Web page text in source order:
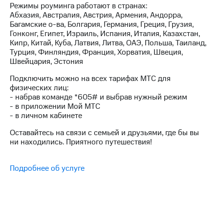
ТВ
с выгодным
тарифом
Тарифы
Интернет,
для дома
Услуги
Домашний
Домашнее
ТВ
Скачать
приложение
Мой
МТС
Акции
Видеонаблюдение
для дома
149 ₽/
мес
МТС
Premium
Подписка
на гигабайты
Режимы роуминга работают в странах:
Абхазия, Австралия, Австрия, Армения, Андорра,
Багамские о-ва, Болгария, Германия, Греция, Грузия,
Гонконг, Египет, Израиль, Испания, Италия, Казахстан,
Кипр, Китай, Куба, Латвия, Литва, ОАЭ, Польша, Таиланд,
Турция, Финляндия, Франция, Хорватия, Швеция,
Швейцария, Эстония
Подключить можно на всех тарифах МТС для
физических лиц:
- набрав команде *605# и выбрав нужный режим
- в приложении Мой МТС
- в личном кабинете
Оставайтесь на связи с семьей и друзьями, где бы вы
ни находились. Приятного путешествия!
Подробнее об услуге